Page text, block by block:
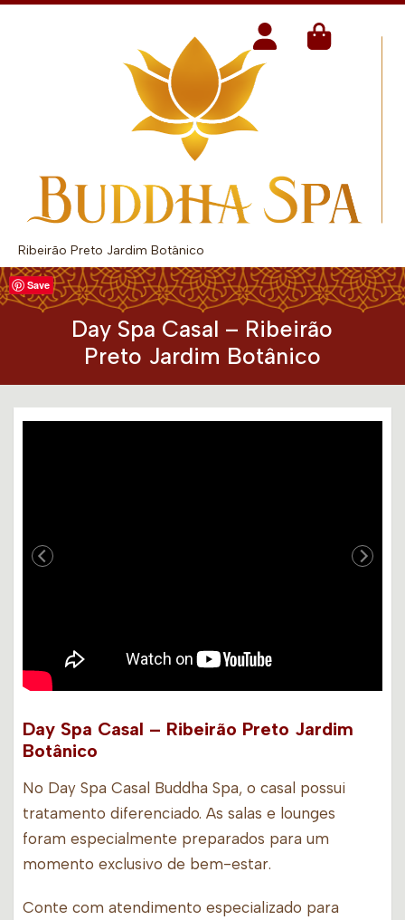
Ribeirão Preto Jardim Botânico
Day Spa Casal – Ribeirão
Preto Jardim Botânico
Save
Day Spa Casal – Ribeirão Preto Jardim
Botânico
No Day Spa Casal Buddha Spa, o casal possui
tratamento diferenciado. As salas e lounges
foram especialmente preparados para um
momento exclusivo de bem-estar.
Conte com atendimento especializado para